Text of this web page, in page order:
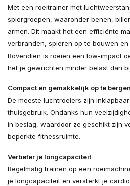
Met een roeitrainer met
spiergroepen, waaronder benen,
armen. Dit maakt het een efficiënte
verbranden, spieren op te bouwen
Bovendien is roeien een low-impact
het je gewrichten minder belast dan
Compact en gemakkelijk op te bergen
De meeste luchtroeiers zijn
thuisgebruik. Ondanks hun
in beslag, waardoor ze geschikt zijn
beperkte fitnessruimte.
Verbeter je longcapaciteit
Regelmatig trainen op een
je longcapaciteit en versterkt je